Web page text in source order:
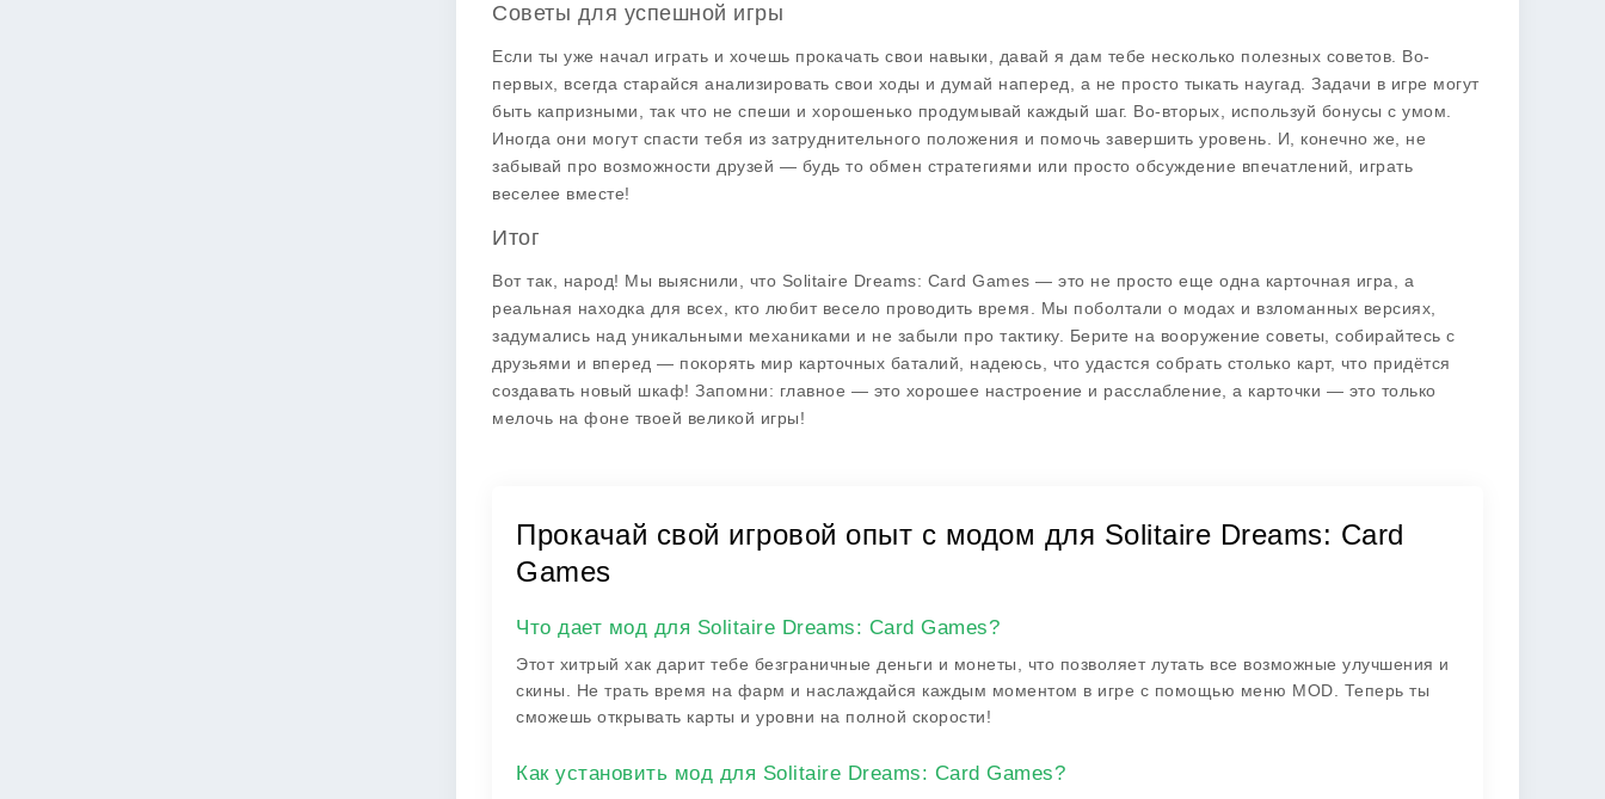
Советы для успешной игры
Если ты уже начал играть и хочешь прокачать свои навыки, давай я дам тебе несколько полезных советов. Во-
первых, всегда старайся анализировать свои ходы и думай наперед, а не просто тыкать наугад. Задачи в игре могут
быть капризными, так что не спеши и хорошенько продумывай каждый шаг. Во-вторых, используй бонусы с умом.
Иногда они могут спасти тебя из затруднительного положения и помочь завершить уровень. И, конечно же, не
забывай про возможности друзей — будь то обмен стратегиями или просто обсуждение впечатлений, играть
веселее вместе!
Итог
Вот так, народ! Мы выяснили, что Solitaire Dreams: Card Games — это не просто еще одна карточная игра, а
реальная находка для всех, кто любит весело проводить время. Мы поболтали о модах и взломанных версиях,
задумались над уникальными механиками и не забыли про тактику. Берите на вооружение советы, собирайтесь с
друзьями и вперед — покорять мир карточных баталий, надеюсь, что удастся собрать столько карт, что придётся
создавать новый шкаф! Запомни: главное — это хорошее настроение и расслабление, а карточки — это только
мелочь на фоне твоей великой игры!
Прокачай свой игровой опыт с модом для Solitaire Dreams: Card
Games
Что дает мод для Solitaire Dreams: Card Games?
Этот хитрый хак дарит тебе безграничные деньги и монеты, что позволяет лутать все возможные улучшения и
скины. Не трать время на фарм и наслаждайся каждым моментом в игре с помощью меню MOD. Теперь ты
сможешь открывать карты и уровни на полной скорости!
Как установить мод для Solitaire Dreams: Card Games?